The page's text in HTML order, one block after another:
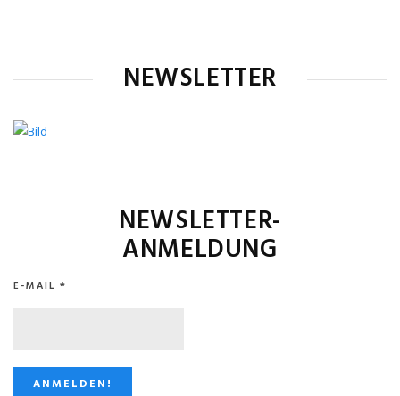
NEWSLETTER
NEWSLETTER-
ANMELDUNG
E-MAIL *